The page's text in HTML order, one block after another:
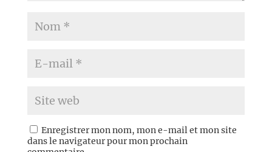
Enregistrer mon nom, mon e-mail et mon site
dans le navigateur pour mon prochain